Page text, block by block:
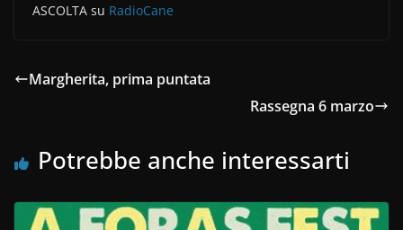
ASCOLTA su RadioCane
Margherita, prima puntata
Rassegna 6 marzo
Potrebbe anche interessarti